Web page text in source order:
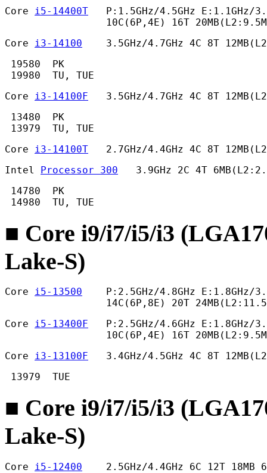
Core i5-14400T
P:1.5GHz/4.5GHz E:1.1GHz/
10C(6P,4E) 16T
Core i3-14100
3.5GHz/4.7GHz 4C 8T
19580  PK
19980  TU, TUE
Core i3-14100F
3.5GHz/4.7GHz 4C 8T
13480  PK
13979  TU, TUE
Core i3-14100T
2.7GHz/4.4GHz 4C 8T
Intel Processor 300
3.9GHz 2C 4T
14780  PK
14980  TU, TUE
■ Core i9/i7/i5/i3
Lake-S)
Core i5-13500
P:2.5GHz/4.8GHz E:1.8GHz/
14C(6P,8E) 20T
Core i5-13400F
P:2.5GHz/4.6GHz E:1.8GHz/
10C(6P,4E) 16T
Core i3-13100F
3.4GHz/4.5GHz 4C 8T
13979  TUE
■ Core i9/i7/i5/i3
Lake-S)
Core i5-12400
2.5GHz/4.4GHz 6C 12T 18MB